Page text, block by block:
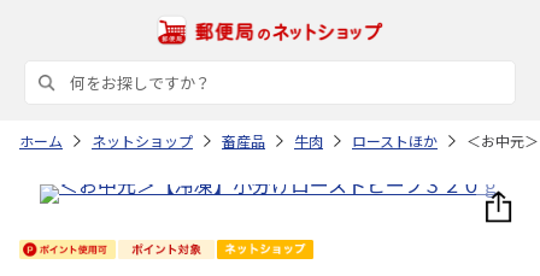
ホーム ネットショップ 畜産品 牛肉 ローストほか ＜お中元